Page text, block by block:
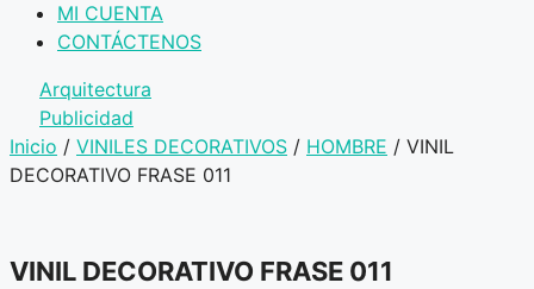
MI CUENTA
CONTÁCTENOS
Arquitectura
Publicidad
Inicio / VINILES DECORATIVOS / HOMBRE / VINIL
DECORATIVO FRASE 011
VINIL DECORATIVO FRASE 011